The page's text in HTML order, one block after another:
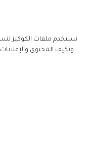
نستخدم ملفات الكوكيز
ونكيف المحتوى